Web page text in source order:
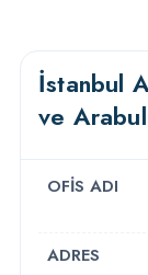
İstanbul
ve
OFIS ADI
ADRES